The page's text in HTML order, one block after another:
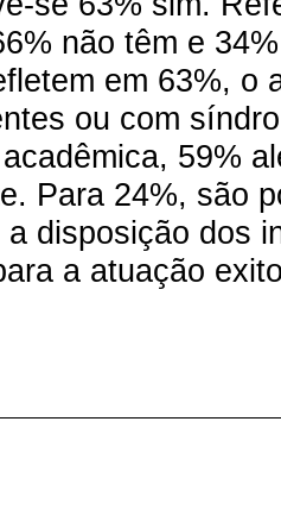
não têm e
em 63%, o
ou com
59%
Para 24%, são
disposição dos
a atuação